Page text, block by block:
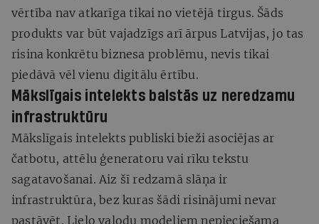
vērtība nav atkarīga tikai no vietējā tirgus. Šāds
produkts var būt vajadzīgs arī ārpus Latvijas, jo tas
risina konkrētu biznesa problēmu, nevis tikai
piedāvā vēl vienu digitālu ērtību.
Mākslīgais intelekts balstās uz neredzamu
infrastruktūru
Mākslīgais intelekts publiski bieži asociējas ar
čatbotu, attēlu ģeneratoru vai rīku tekstu
sagatavošanai. Aiz šī redzamā slāņa ir
infrastruktūra, bez kuras šādi risinājumi nevar
pastāvēt. Lielo valodu modeļiem nepieciešama